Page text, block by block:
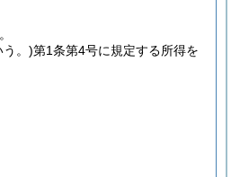
う。)第1条第4号に規定する所得を